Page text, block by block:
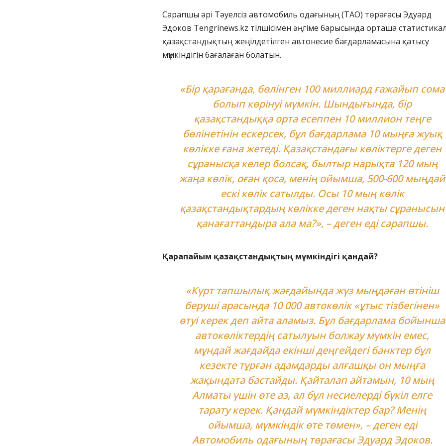
Сарапшы әрі Тәуелсіз автомобиль одағының (ТАО) төрағасы Эдуард
Эдоков Tengrinews.kz тілшісімен әңгіме барысында орташа
қазақстандықтың жеңілдетілген автонесие бағдарламасына қатысу
мүмкіндігін бағалаған болатын.
«Бір қарағанда, бөлінген 100 миллиард ғажайып сома
болып көрінуі мүмкін. Шындығында, бір
қазақстандыққа орта есеппен 10 миллион теңге
бөлінетінін ескерсек, бұл бағдарлама 10 мыңға жуық
көлікке ғана жетеді. Қазақстандағы көліктерге деген
сұранысқа келер болсақ, былтыр нарықта 120 мың
жаңа көлік, оған қоса, менің ойымша, 500-600 мыңдай
ескі көлік сатылды. Осы 10 мың көлік
қазақстандықтардың көлікке деген нақты сұранысын
қанағаттандыра ала ма?», – деген еді сарапшы.
Қарапайым қазақстандықтың мүмкіндігі қандай?
«Күрт тапшылық жағдайында жүз мыңдаған өтініш
беруші арасында 10 000 автокөлік «ұтыс тізбегінен»
өтуі керек деп айта аламыз. Бұл бағдарлама бойынша
автокөліктердің сатылуын болжау мүмкін емес,
мұндай жағдайда екінші деңгейдегі банктер бұл
кезекте тұрған адамдарды алғашқы он мыңға
жақындата бастайды. Қайталап айтамын, 10 мың
Алматы үшін өте аз, ал бұл несиелерді бүкіл елге
тарату керек. Қандай мүмкіндіктер бар? Менің
ойымша, мүмкіндік өте төмен», – деген еді
Автомобиль одағының төрағасы Эдуард Эдоков.